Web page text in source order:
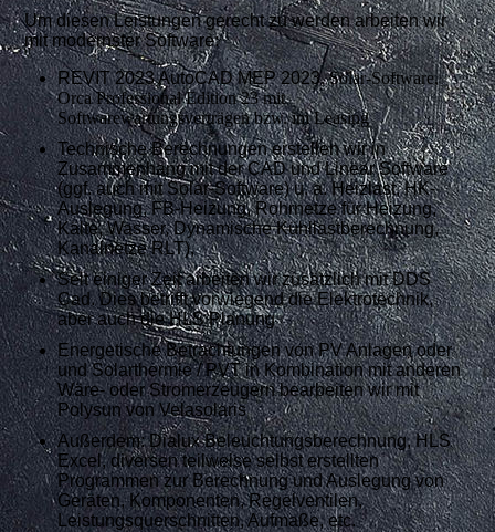
Um diesen Leistungen gerecht zu werden arbeiten wir
mit modernster Software:
REVIT 2023 AutoCAD MEP 2023, Solar-Software,
Orca Professional Edition 23 mit
Softwarewartungsverträgen bzw. im Leasing
Technische Berechnungen erstellen wir in
Zusammenhang mit der CAD und Linear Software
(ggf. auch mit Solar-Software) u. a. Heizlast, HK-
Auslegung, FB-Heizung, Rohrnetze für Heizung,
Kälte, Wasser, Dynamische Kühllastberechnung,
Kanalnetze RLT),
Seit einiger Zeit arbeiten wir zusätzlich mit DDS
Cad. Dies betrifft vorwiegend die Elektrotechnik,
aber auch die HLS Planung
Energetische Betrachtungen von PV Anlagen oder
und Solarthermie / PVT in Kombination mit anderen
Wäre- oder Stromerzeugern bearbeiten wir mit
Polysun von Velasolaris
Außerdem: Dialux Beleuchtungsberechnung, HLS
Excel, diversen teilweise selbst erstellten
Programmen zur Berechnung und Auslegung von
Geräten, Komponenten, Regelventilen,
Leistungsquerschnitten, Aufmaße, etc.